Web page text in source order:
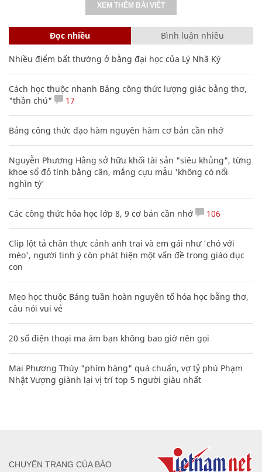
XEM THÊM BÀI VIẾT
Đọc nhiều Bình luận nhiều
Nhiều điểm bất thường ở bằng đại học của Lý Nhã Kỳ
Cách học thuộc nhanh Bảng công thức lượng giác bằng thơ,
"thần chú"
17
Bảng công thức đạo hàm nguyên hàm cơ bản cần nhớ
Nguyễn Phương Hằng sở hữu khối tài sản "siêu khủng", từng
khoe sổ đỏ tính bằng cân, mắng cựu mẫu 'không có nổi
nghìn tỷ'
Các công thức hóa học lớp 8, 9 cơ bản cần nhớ 106
Clip lột tả chân thực cảnh anh trai và em gái như 'chó với
mèo', người tinh ý còn phát hiện một vấn đề trong giáo dục
con
Mẹo học thuộc Bảng tuần hoàn nguyên tố hóa học bằng thơ,
câu nói vui vẻ
20 số điện thoại ma ám bạn không bao giờ nên gọi
Mai Phương Thúy "phím hàng" quá chuẩn, vợ tỷ phú Phạm
Nhật Vượng giành lại vị trí top 5 người giàu nhất
CHUYÊN TRANG CỦA BÁO